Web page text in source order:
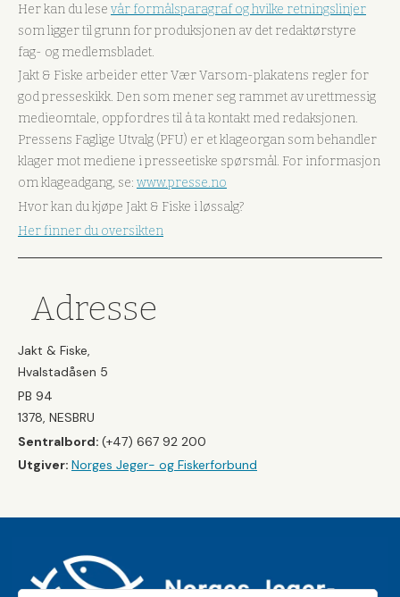
Her kan du lese vår formålsparagraf og hvilke retningslinjer
som ligger til grunn for produksjonen av det redaktørstyre
fag- og medlemsbladet.
Jakt & Fiske arbeider etter Vær Varsom-plakatens regler for
god presseskikk. Den som mener seg rammet av urettmessig
medieomtale, oppfordres til å ta kontakt med redaksjonen.
Pressens Faglige Utvalg (PFU) er et klageorgan som behandler
klager mot mediene i presseetiske spørsmål. For informasjon
om klageadgang, se: www.presse.no
Hvor kan du kjøpe Jakt & Fiske i løssalg?
Her finner du oversikten
Adresse
Jakt & Fiske,
Hvalstadåsen 5
PB 94
1378, NESBRU
Sentralbord: (+47) 667 92 200
Utgiver: Norges Jeger- og Fiskerforbund